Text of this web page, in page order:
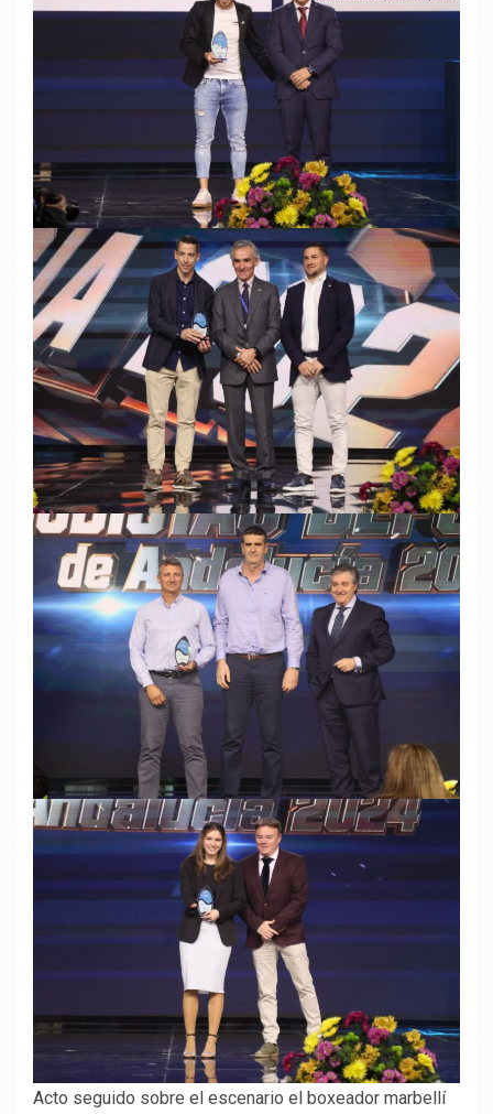
Acto seguido sobre el escenario el boxeador marbellí